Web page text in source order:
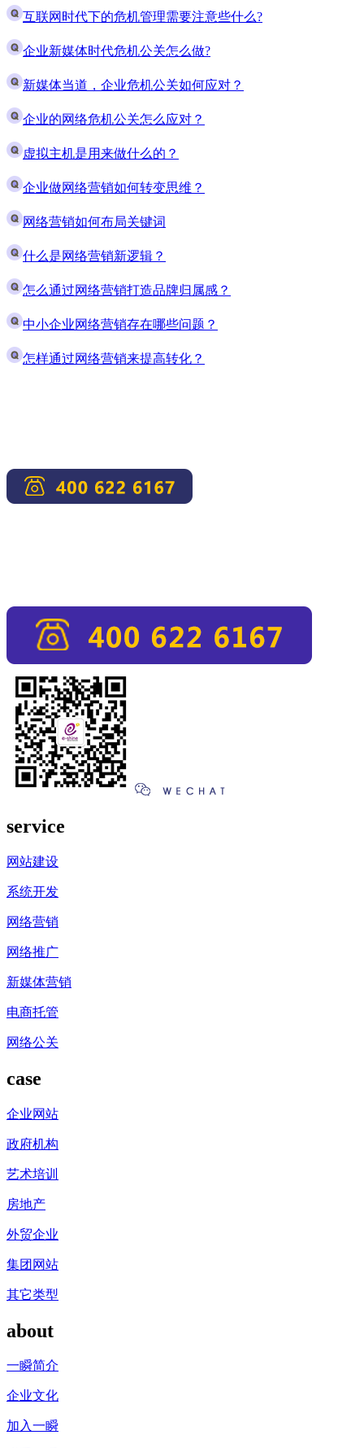
互联网时代下的危机管理需要注意些什么?
企业新媒体时代危机公关怎么做?
新媒体当道，企业危机公关如何应对？
企业的网络危机公关怎么应对？
虚拟主机是用来做什么的？
企业做网络营销如何转变思维？
网络营销如何布局关键词
什么是网络营销新逻辑？
怎么通过网络营销打造品牌归属感？
中小企业网络营销存在哪些问题？
怎样通过网络营销来提高转化？
service
网站建设
系统开发
网络营销
网络推广
新媒体营销
电商托管
网络公关
case
企业网站
政府机构
艺术培训
房地产
外贸企业
集团网站
其它类型
about
一瞬简介
企业文化
加入一瞬